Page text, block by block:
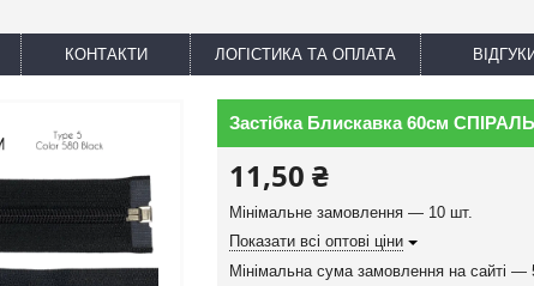
КОНТАКТИ ЛОГІСТИКА ТА ОПЛАТА
Застібка Блискавка 60см
11,50 ₴
Мінімальне замовлення — 10 шт.
Показати всі оптові ціни
Мінімальна сума замовлення на сайті —